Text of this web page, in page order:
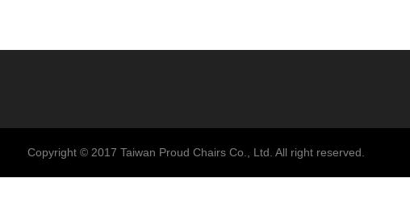
Copyright © 2017 Taiwan Proud Chairs Co., Ltd. All right reserved.